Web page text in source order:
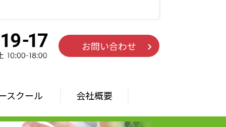
お問い合わせ
スクール 会社概要